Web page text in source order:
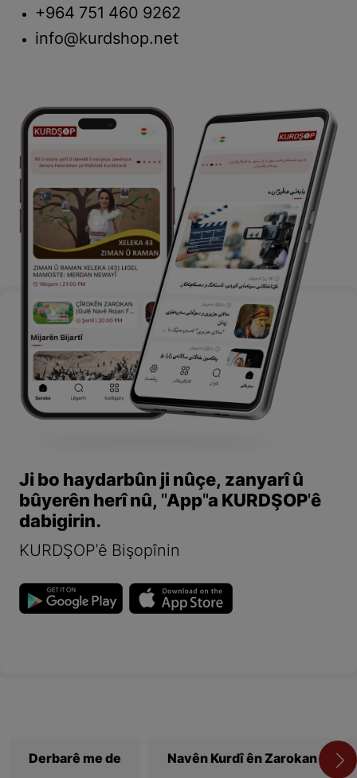
+964 751 460 9262
info@kurdshop.net
Ji bo haydarbûn ji nûçe, zanyarî û
bûyerên herî nû, "App"a KURDŞOP'ê
dabigirin.
KURDŞOP'ê Bişopînin
Derbarê me de Navên Kurdî ên Zarokan